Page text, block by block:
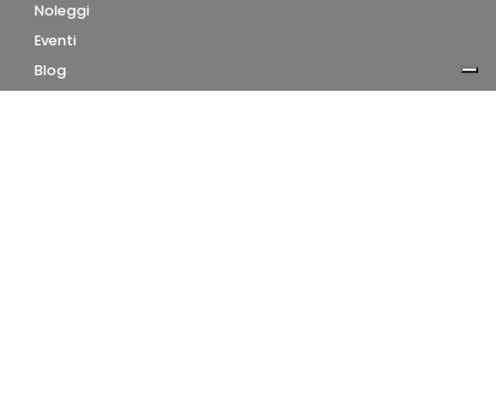
Noleggi
Eventi
Blog